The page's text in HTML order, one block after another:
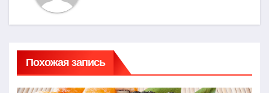
Похожая запись